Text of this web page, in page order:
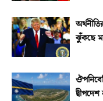
ঝুঁকছে